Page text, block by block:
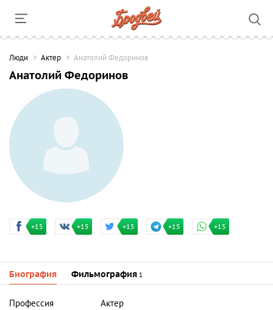
Люди Актер Анатолий Федоринов
Анатолий Федоринов
+15 +15 +15 +15 +15
Биография Фильмография 1
Профессия
Актер